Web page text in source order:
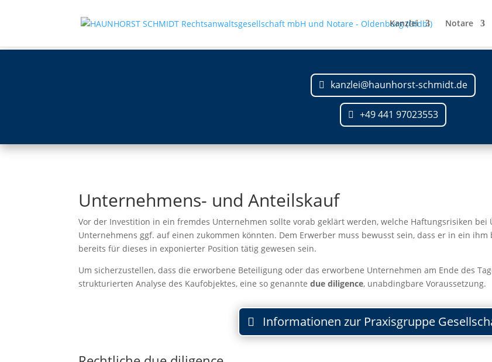
Kanzlei Notare
kanzlei@haunhorst-schmidt.de
+49 441 97023553
Unternehmens- und Anteilskauf
Vor der Investition in ein fremdes Unternehmen sollte vorab geklärt werden, welche Haftungsrisiken
Unternehmens ggf. auf einen zukommen könnten. Dem Erwerber muss bewusst sein, dass er in ein
bereits für dieses in exponierter Position tätig gewesen sein.
Um sicherzustellen, dass die erworbene Beteiligung oder das erworbene Unternehmen am Ende des
strukturierten Analyse des Kaufobjektes, eine so genanntedue diligence, unabdingbare Voraussetzung.
Informationen zur Praxisgruppe